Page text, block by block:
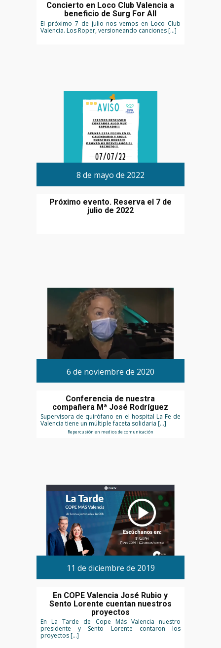
Concierto en Loco Club Valencia a
beneficio de Surg For All
El próximo 7 de julio nos vemos en Loco Club
Valencia. Los Roper, versioneando canciones […]
8 de mayo de 2022
Próximo evento. Reserva el 7 de
julio de 2022
6 de noviembre de 2020
Conferencia de nuestra
compañera Mª José Rodríguez
Supervisora de quirófano en el hospital La Fe de
Valencia tiene un múltiple faceta solidaria […]
Repercusión en medios de comunicación
11 de diciembre de 2019
En COPE Valencia José Rubio y
Sento Lorente cuentan nuestros
proyectos
En La Tarde de Cope Más Valencia nuestro
presidente y Sento Lorente contaron los
proyectos […]